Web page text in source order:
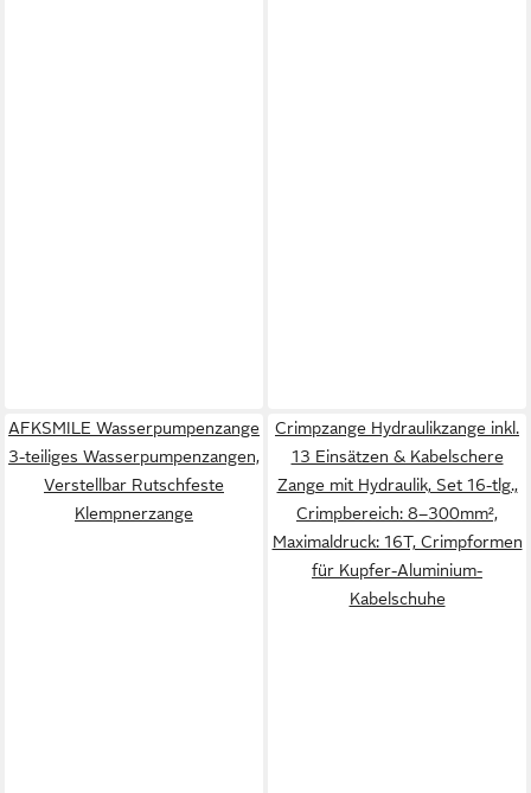
AFKSMILE Wasserpumpenzange
3-teiliges Wasserpumpenzangen,
Verstellbar Rutschfeste
Klempnerzange
Crimpzange Hydraulikzange inkl.
13 Einsätzen & Kabelschere
Zange mit Hydraulik, Set 16-tlg.,
Crimpbereich: 8–300mm²,
Maximaldruck: 16T, Crimpformen
für Kupfer-Aluminium-
Kabelschuhe